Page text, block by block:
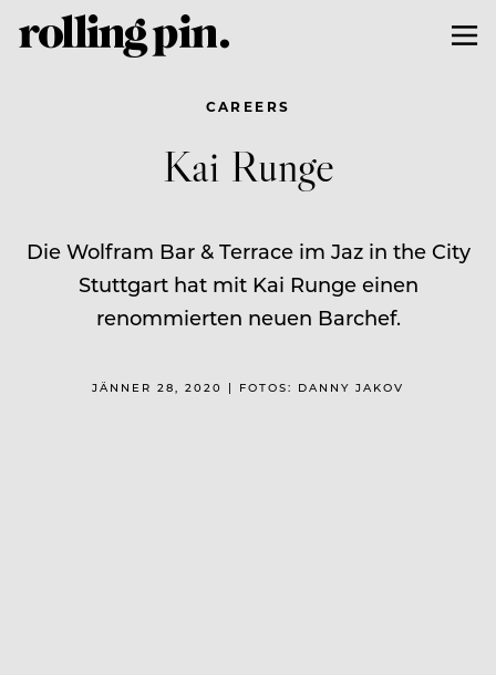
CAREERS
Kai Runge
Die Wolfram Bar & Terrace im Jaz in the City
Stuttgart hat mit Kai Runge einen
renommierten neuen Barchef.
JÄNNER 28, 2020 | FOTOS: DANNY JAKOV